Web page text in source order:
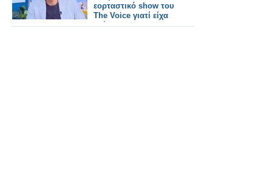
εορταστικό show του
The Voice γιατί είχα
βρίσει την Acun